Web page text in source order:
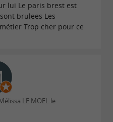
comme les autres
jours ( sauf le
mieux qu’un
expérience culinaire
cesse
lui Le paris brest est
brulees Les
Trop cher pour ce
LE MOEL le